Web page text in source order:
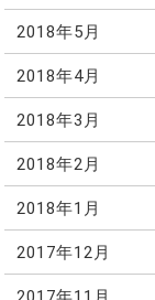
2018年5月
2018年4月
2018年3月
2018年2月
2018年1月
2017年12月